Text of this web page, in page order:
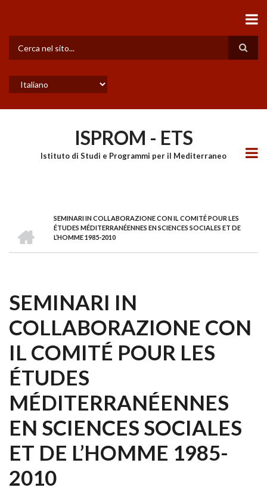
principale
Select
your
ISPROM - ETS
Istituto di Studi e Programmi per il Mediterraneo
BRICIOLE
DI
SEMINARI IN COLLABORAZIONE CON IL COMITÉ POUR LES
ÉTUDES MÉDITERRANÉENNES EN SCIENCES SOCIALES ET DE
L’HOMME 1985-2010
SEMINARI IN
COLLABORAZIONE CON
IL COMITÉ POUR LES
ÉTUDES
MÉDITERRANÉENNES
EN SCIENCES SOCIALES
ET DE L’HOMME 1985-
2010